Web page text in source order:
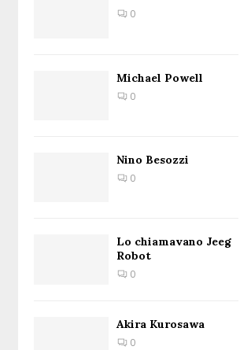
0
Michael Powell
0
Nino Besozzi
0
Lo chiamavano Jeeg
Robot
0
Akira Kurosawa
0